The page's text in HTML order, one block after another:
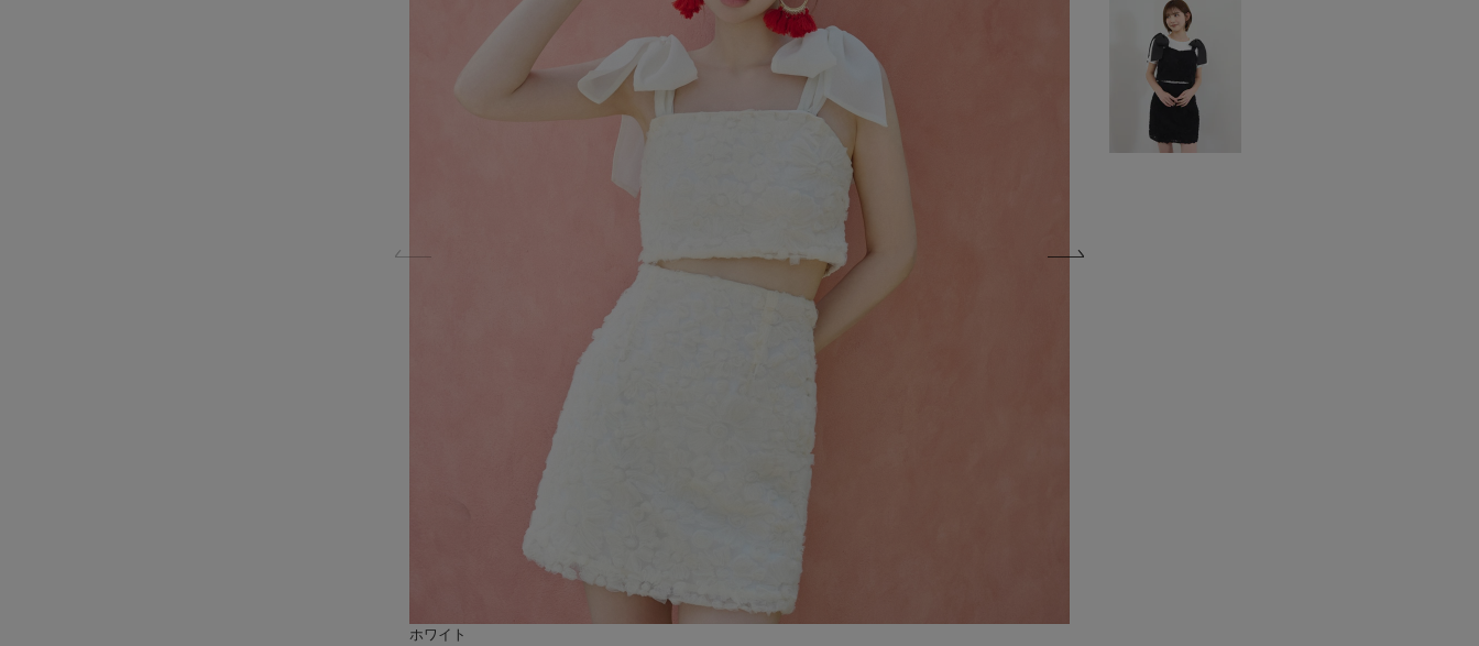
ホワイト
ブラック
model：172cm 着用サイズS
model：172cm 着用サイズS
model：166cm 着用サイズS
model：166cm 着用サイズS
model：166cm 着用サイズS
model：166cm 着用サイズS
model：166cm 着用サイズS
model：166cm 着用サイズS
model：166cm 着用サイズS
model：166cm 着用サイズS